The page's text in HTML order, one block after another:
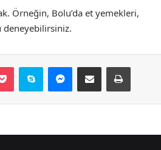
Örneğin, Bolu’da et yemekleri,
deneyebilirsiniz.
Pocket Skype Messenger
E-Posta ile paylaş Yazdır